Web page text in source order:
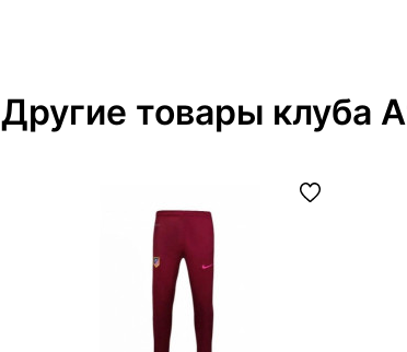
Другие товары клуба